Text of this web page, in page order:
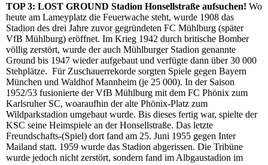
TOP 3: LOST GROUND Stadion Honsellstraße aufsuchen! Wo
heute am Lameyplatz die Feuerwache steht, wurde 1908 das
Stadion des drei Jahre zuvor gegründeten FC Mühlburg (später
VfB Mühlburg) eröffnet. Im Krieg 1942 durch britische Bomber
völlig zerstört, wurde der auch Mühlburger Stadion genannte
Ground bis 1947 wieder aufgebaut und verfügte dann über 30 000
Stehplätze. Für Zuschauerrekorde sorgten Spiele gegen Bayern
München und Waldhof Mannheim (je 25 000). In der Saison
1952/53 fusionierte der VfB Mühlburg mit dem FC Phönix zum
Karlsruher SC, woaraufhin der alte Phönix-Platz zum
Wildparkstadion umgebaut wurde. Bis dieses fertig war, spielte der
KSC seine Heimspiele an der Honsellstraße. Das letzte
Freundschafts-(Spiel) dort fand am 25. Juni 1955 gegen Inter
Mailand statt. 1959 wurde das Stadion abgerissen. Die Tribüne
wurde jedoch nicht zerstört, sondern fand im Albgaustadion im